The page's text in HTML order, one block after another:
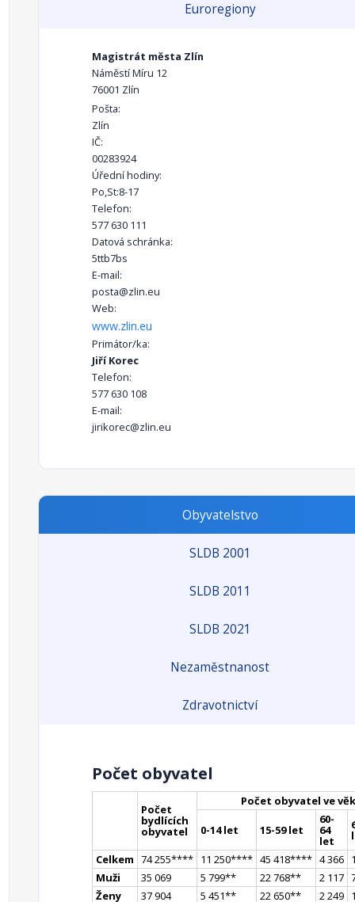
Euroregiony
Magistrát města Zlín
Náměstí Míru 12
76001 Zlín
Pošta:
Zlín
IČ:
00283924
Úřední hodiny:
Po,St:8-17
Telefon:
577 630 111
Datová schránka:
5ttb7bs
E-mail:
posta@zlin.eu
Web:
www.zlin.eu
Primátor/ka:
Jiří Korec
Telefon:
577 630 108
E-mail:
jirikorec@zlin.eu
Obyvatelstvo
SLDB 2001
SLDB 2011
SLDB 2021
Nezaměstnanost
Zdravotnictví
Počet obyvatel
Počet
bydlících
obyvatel
Počet obyvatel ve
0-14 let 15-59 let
60-
64
let
Celkem 74 255**** 11 250**** 45 418**** 4 366
Muži
35 069 5 799** 22 768** 2 117
Ženy
37 904 5 451** 22 650** 2 249